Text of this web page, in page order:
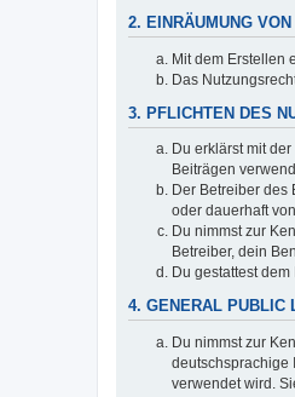
2. EINRÄUMUNG
Mit dem Erstellen
Das
3. PFLICHTEN DES
Du erklärst mit
Beiträgen
Der Betreiber des
oder dauerhaft
Du nimmst zur
Betreiber, dein
Du gestattest
4. GENERAL PUBLIC
Du nimmst zur
deutschsprachige
verwendet wird.